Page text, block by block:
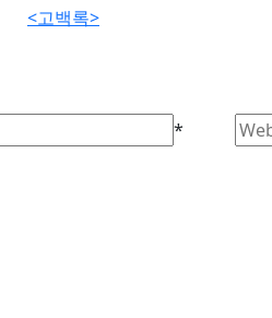
<고백록>
*